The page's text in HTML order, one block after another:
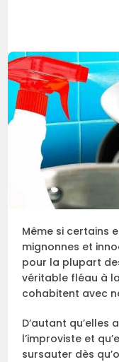
Même si certains
mignonnes et
pour la plupart
véritable fléau à
cohabitent avec
D’autant
l’improviste et
sursauter dès